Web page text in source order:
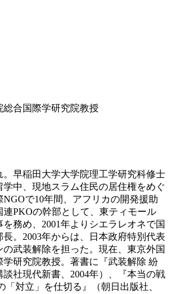
合国際学研究院教授
。早稲田大学大学院理工学研究科修士
中、現地スラム住民の居住権をめぐ
で10年間、アフリカの開発援助
連PKOの幹部として、東ティモール
務め、2001年よりシエラレオネで国
。2003年からは、日本政府特別代表
の武装解除を担った。現在、東京外国
研究院教授。著書に『武装解除 紛
社現代新書、2004年）、『本当の戦
「対立」を仕切る』（朝日出版社、